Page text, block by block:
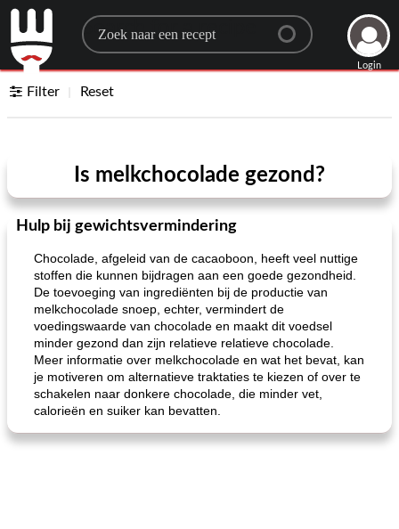
Search for a recipe
Login
Filter Reset
Is melkchocolade gezond?
Hulp bij gewichtsvermindering
Chocolade, afgeleid van de cacaoboon, heeft veel nuttige
stoffen die kunnen bijdragen aan een goede gezondheid.
De toevoeging van ingrediënten bij de productie van
melkchocolade snoep, echter, vermindert de
voedingswaarde van chocolade en maakt dit voedsel
minder gezond dan zijn relatieve relatieve chocolade.
Meer informatie over melkchocolade en wat het bevat, kan
je motiveren om alternatieve traktaties te kiezen of over te
schakelen naar donkere chocolade, die minder vet,
calorieën en suiker kan bevatten.